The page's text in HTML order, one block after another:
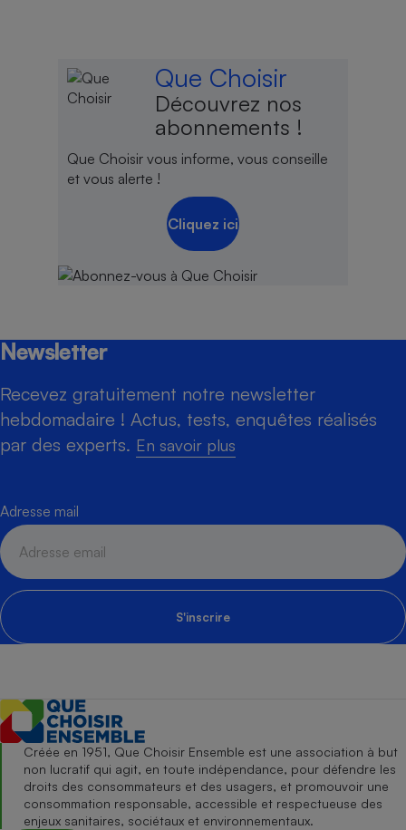
Que Choisir
Découvrez nos
abonnements !
Que Choisir vous informe, vous conseille
et vous alerte !
Cliquez ici
Newsletter
Recevez gratuitement notre newsletter
hebdomadaire ! Actus, tests, enquêtes réalisés
par des experts. En savoir plus
Adresse mail
S'inscrire
Créée en 1951, Que Choisir Ensemble est une association à but
non lucratif qui agit, en toute indépendance, pour défendre les
droits des consommateurs et des usagers, et promouvoir une
consommation responsable, accessible et respectueuse des
enjeux sanitaires, sociétaux et environnementaux.